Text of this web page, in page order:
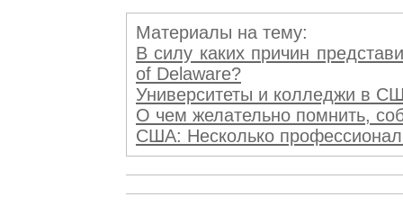
Материалы на тему:
В силу каких причин
of Delaware?
Университеты и колледжи в
О чем желательно помнить,
США: Несколько